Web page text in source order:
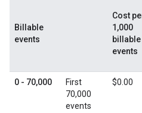
Billable
events
Cost
1,000
billable
events
0 - 70,000
First
70,000
events
$0.00